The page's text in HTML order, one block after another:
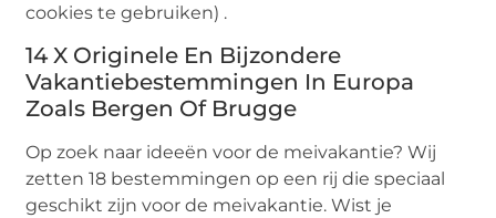
cookies te gebruiken) .
14 X Originele En Bijzondere
Vakantiebestemmingen In Europa
Zoals Bergen Of Brugge
Op zoek naar ideeën voor de meivakantie? Wij
zetten 18 bestemmingen op een rij die speciaal
geschikt zijn voor de meivakantie. Wist je